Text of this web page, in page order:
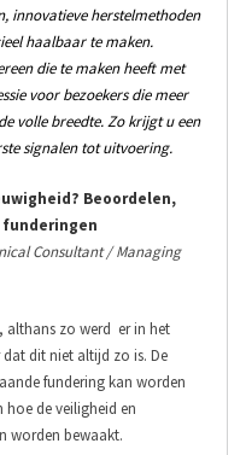
innovatieve herstelmethoden
haalbaar te maken.
die te maken heeft met
voor bezoekers die meer
volle breedte. Zo krijgt u een
signalen tot uitvoering.
Beoordelen,
Consultant / Managing
althans zo werd er in het
dit niet altijd zo is. De
fundering kan worden
de veiligheid en
worden bewaakt.